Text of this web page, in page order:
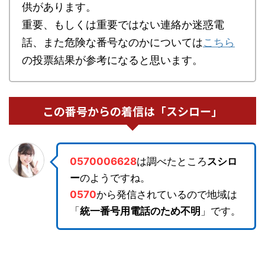
供があります。
重要、もしくは重要ではない連絡か迷惑電
話、また危険な番号なのかについてはこちら
の投票結果が参考になると思います。
この番号からの着信は「スシロー」
0570006628は調べたところスシロ
ーのようですね。
0570から発信されているので地域は
「 統一番号用電話のため不明 」です。